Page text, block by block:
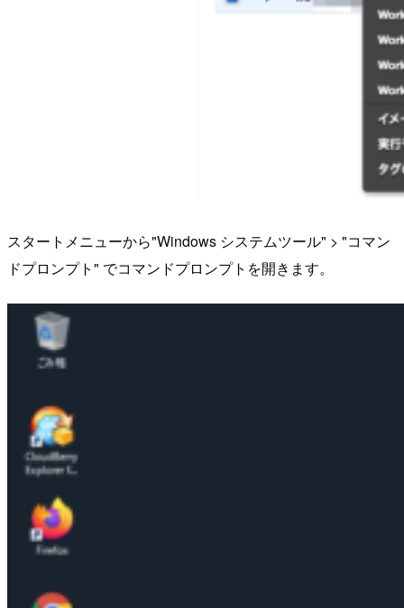
スタートメニューから"Windows システムツール" > "コマン
ドプロンプト" でコマンドプロンプトを開きます。